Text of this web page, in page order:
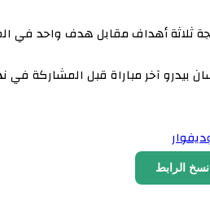
أهداف مقابل هدف واحد في المباراة
آخر مباراة قبل المشاركة في
نسخ الرابط